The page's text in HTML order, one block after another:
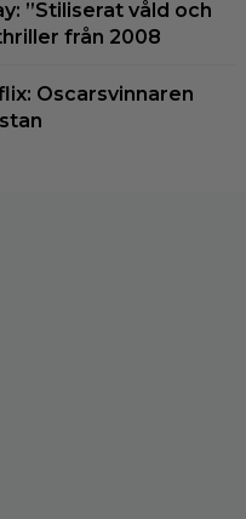
”Stiliserat våld och
från 2008
Oscarsvinnaren